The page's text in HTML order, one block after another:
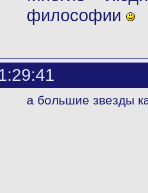
философии
а большие звезды